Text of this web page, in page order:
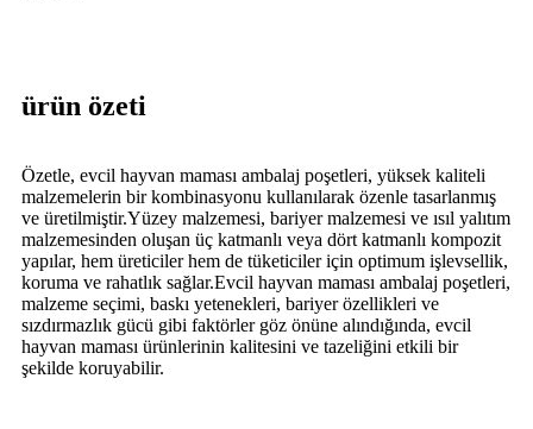
ürün özeti
Özetle, evcil hayvan maması ambalaj poşetleri, yüksek kaliteli
malzemelerin bir kombinasyonu kullanılarak özenle tasarlanmış
ve üretilmiştir.Yüzey malzemesi, bariyer malzemesi ve ısıl yalıtım
malzemesinden oluşan üç katmanlı veya dört katmanlı kompozit
yapılar, hem üreticiler hem de tüketiciler için optimum işlevsellik,
koruma ve rahatlık sağlar.Evcil hayvan maması ambalaj poşetleri,
malzeme seçimi, baskı yetenekleri, bariyer özellikleri ve
sızdırmazlık gücü gibi faktörler göz önüne alındığında, evcil
hayvan maması ürünlerinin kalitesini ve tazeliğini etkili bir
şekilde koruyabilir.